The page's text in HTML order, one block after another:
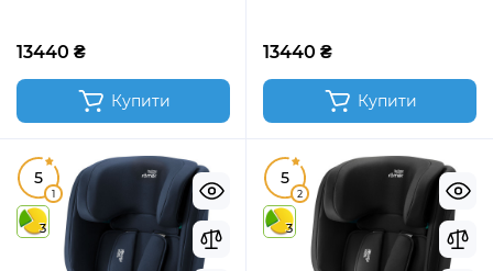
13440 ₴
Купити
13440 ₴
Купити
5
1
3
5
2
3